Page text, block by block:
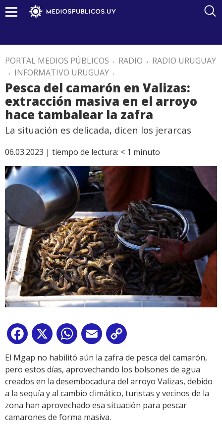
PORTAL MEDIOS PÚBLICOS . RADIO . RADIO URUGUAY
. INFORMATIVO URUGUAY .
Pesca del camarón en Valizas:
extracción masiva en el arroyo
hace tambalear la zafra
La situación es delicada, dicen los jerarcas
06.03.2023 | tiempo de lectura: < 1 minuto
Facebook
X WhatsApp
Email
Link
El Mgap no habilitó aún la zafra de pesca del camarón,
pero estos días, aprovechando los bolsones de agua
creados en la desembocadura del arroyo Valizas, debido
a la sequía y al cambio climático, turistas y vecinos de la
zona han aprovechado esa situación para pescar
camarones de forma masiva.